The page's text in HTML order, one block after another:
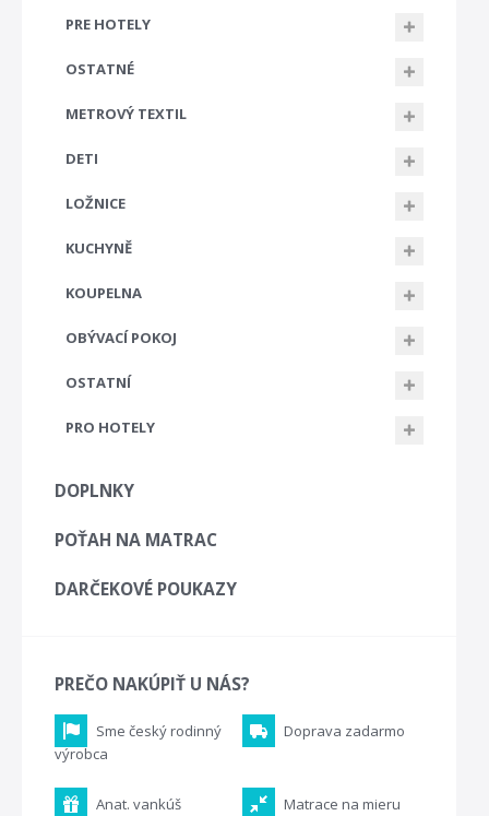
PRE HOTELY
OSTATNÉ
METROVÝ TEXTIL
DETI
LOŽNICE
KUCHYNĚ
KOUPELNA
OBÝVACÍ POKOJ
OSTATNÍ
PRO HOTELY
DOPLNKY
POŤAH NA MATRAC
DARČEKOVÉ POUKAZY
PREČO NAKÚPIŤ U NÁS?
Sme český rodinný
výrobca
Doprava zadarmo
Anat. vankúš
Matrace na mieru